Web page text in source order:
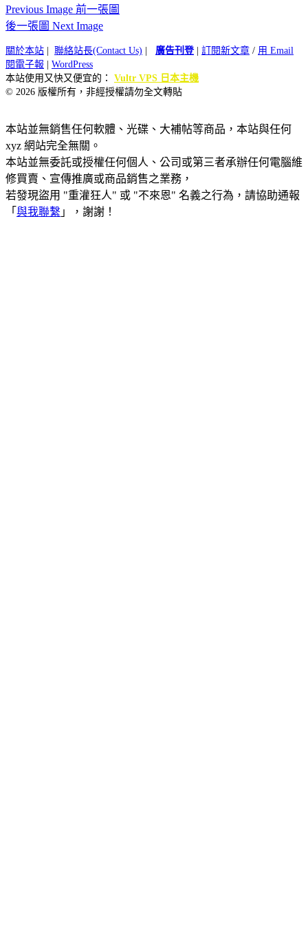
Previous Image 前一張圖
後一張圖 Next Image
關於本站 聯絡站長(Contact Us) 廣告刊登| 訂閱新文章 / 用 Email
閱電子報
WordPress
本站使用又快又便宜的： Vultr VPS 日本主機
© 2026 版權所有，非經授權請勿全文轉貼
本站並無銷售任何軟體、光碟、大補帖等商品，本站與任何
xyz 網站完全無關。
本站並無委託或授權任何個人、公司或第三者承辦任何電腦維
修買賣、宣傳推廣或商品銷售之業務，
若發現盜用 "重灌狂人" 或 "不來恩" 名義之行為，請協助通報
「 與我聯繫 」，謝謝！